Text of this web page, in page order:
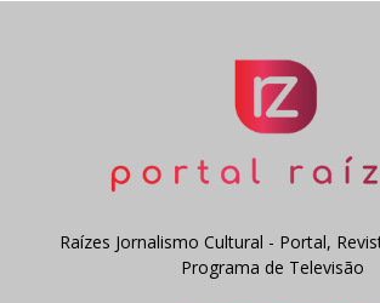
Raízes Jornalismo Cultural - Portal,
Programa de Televisão